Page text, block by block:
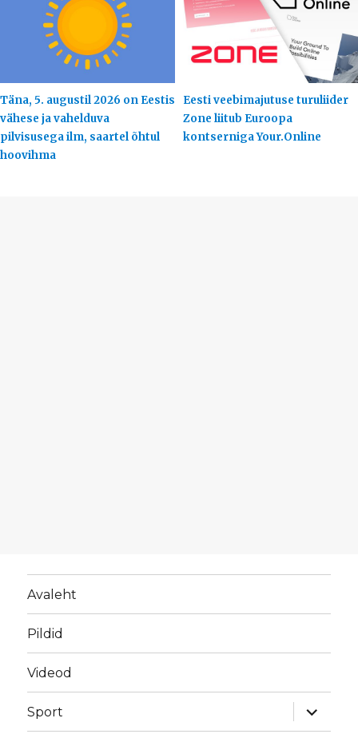
Täna, 5. augustil 2026 on Eestis
vähese ja vahelduva
pilvisusega ilm, saartel õhtul
hoovihma
Eesti veebimajutuse turuliider
Zone liitub Euroopa
kontserniga Your.Online
Avaleht
Pildid
Videod
Sport
laienda